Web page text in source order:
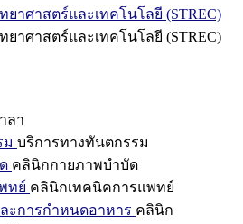
ยาศาสตร์และเทคโนโลยี (STREC)
ยาศาสตร์และเทคโนโลยี (STREC)
ลา
ม บริการทางทันตกรรม
คลินิกกายภาพบำบัด
ทย์ คลินิกเทคนิคการแพทย์
ะการกำหนดอาหาร คลินิก